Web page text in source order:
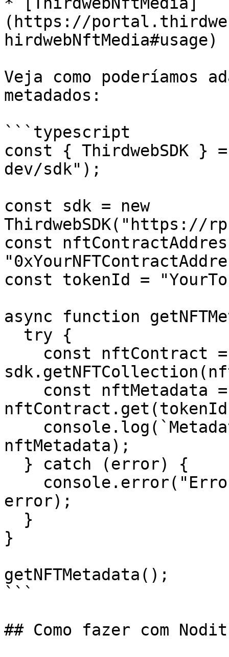
(https://
hirdwebNftMedia#usage)
Veja como poderíamos
metadados:
```typescript
const { ThirdwebSDK }
dev/sdk");
const sdk = new
ThirdwebSDK("https://
const
const tokenId =
async function
nftMetadata);
error);
}
getNFTMetadata();
```
## Como fazer com Nodit